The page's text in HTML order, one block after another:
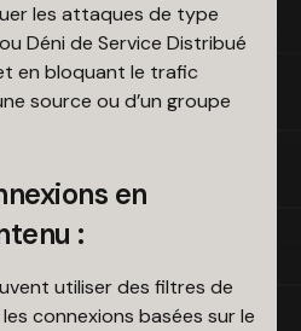
les attaques de type
Déni de Service Distribué
en bloquant le trafic
source ou d’un groupe
en
:
utiliser des filtres de
connexions basées sur le